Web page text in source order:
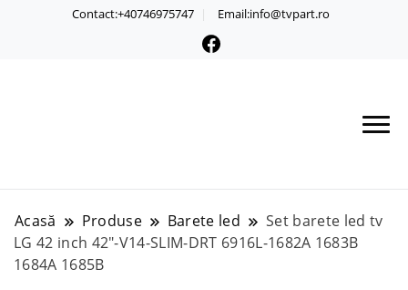
Contact:+40746975747 Email:info@tvpart.ro
Acasă Produse Barete led
Set barete led tv
LG 42 inch 42″-V14-SLIM-DRT 6916L-1682A 1683B
1684A 1685B